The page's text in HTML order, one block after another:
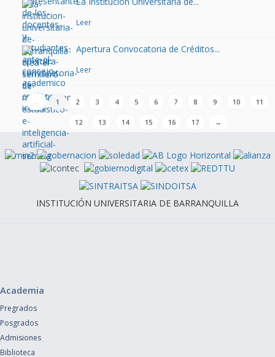
Leer
Apertura Convocatoria de Créditos...
Leer
← 1 2 3 4 5 6 7 8 9 10 11
12 13 14 15 16 17 →
INSTITUCIÓN UNIVERSITARIA DE BARRANQUILLA
Academia
Pregrados
Posgrados
Admisiones
Biblioteca